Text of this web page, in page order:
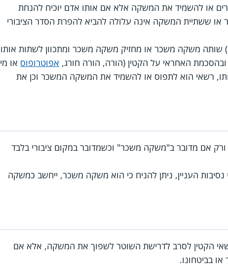
ל-06:00, רשאי שוטר להחרים או להשמיד את המשקה אלא אם אותו אדם יוכיח להנחת
ששתיית המשקה אינה עלולה להביא להפרת הסדר הציבורי
אם יש לשוטר יסוד סביר להניח כי קטין (אדם מתחת לגיל 18) שותה משקה משכר או מחזיק משקה משכר ומתכוון לשתות אותו
האחראי על הקטין (הורה, הורה חורג, אפוטרופוס או מי
רשאי הוא לתפוס או להשמיד את המשקה המשכר וכן את
אם מדובר ב"משקה משכר" וכשמדובר במקום ציבורי בלבד
העניין, ניתן להניח כי הוא משקה משכר, ייחשב כמשקה
הקטין לסרב לדרישת השוטר לשפוך את המשקה, אלא אם
בביטחונו.